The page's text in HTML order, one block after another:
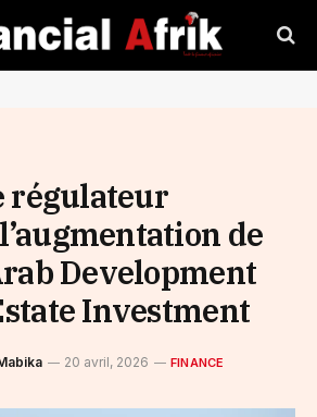
régulateur
de
Development
Investment
20 avril, 2026 FINANCE